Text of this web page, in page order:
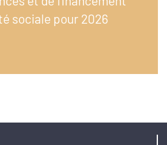
sociale pour 2026